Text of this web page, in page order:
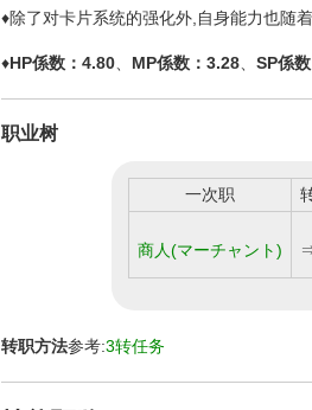
♦除了对卡片系统的强化外,自身能力也随
♦HP係数：4.80、 MP係数：3.28、 SP係
职业树
一次职
商人(マーチャント)
转职方法参考:3转任务